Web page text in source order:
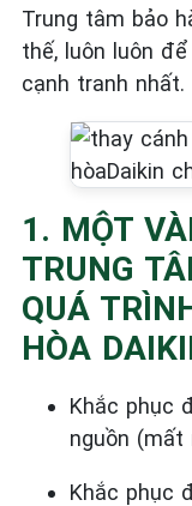
Trung tâm bảo
thế, luôn luôn
cạnh tranh nhất.
1. MỘT
TRUNG
QUÁ
HÒA
Khắc phục
nguồn (mất
Khắc phục